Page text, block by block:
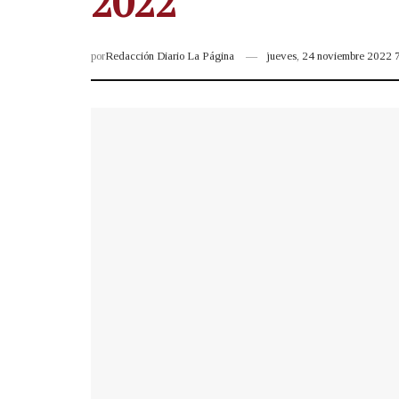
porRedacción Diario La Página jueves, 24 noviembre 2022